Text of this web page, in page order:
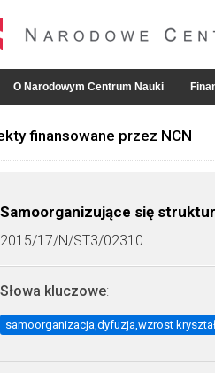
O Narodowym Centrum Nauki
finansowane przez NCN
Samoorganizujące się
2015/17/N/ST3/02310
Słowa kluczowe:
samoorganizacja,dyfuzja,wzrost